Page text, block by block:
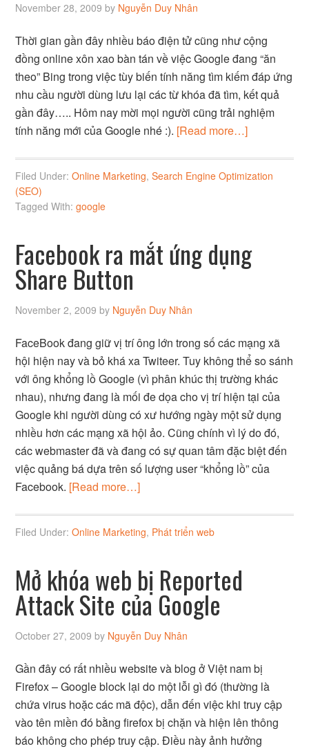
November 28, 2009 by Nguyễn Duy Nhân
Thời gian gần đây nhiều báo điện tử cũng như cộng
đồng online xôn xao bàn tán về việc Google đang “ăn
theo” Bing trong việc tùy biến tính năng tìm kiếm đáp ứng
nhu cầu người dùng lưu lại các từ khóa đã tìm, kết quả
gần đây….. Hôm nay mời mọi người cũng trải nghiệm
tính năng mới của Google nhé :). [Read more…]
Filed Under:Online Marketing,Search Engine Optimization
(SEO)
Tagged With:google
Facebook ra mắt ứng dụng
Share Button
November 2, 2009 by Nguyễn Duy Nhân
FaceBook đang giữ vị trí ông lớn trong số các mạng xã
hội hiện nay và bỏ khá xa Twiteer. Tuy không thể so sánh
với ông khổng lồ Google (vì phân khúc thị trường khác
nhau), nhưng đang là mối đe dọa cho vị trí hiện tại của
Google khi người dùng có xư hướng ngày một sử dụng
nhiều hơn các mạng xã hội ảo. Cũng chính vì lý do đó,
các webmaster đã và đang có sự quan tâm đặc biệt đến
việc quảng bá dựa trên số lượng user “khổng lồ” của
Facebook. [Read more…]
Filed Under:Online Marketing, Phát triển web
Mở khóa web bị Reported
Attack Site của Google
October 27, 2009 by Nguyễn Duy Nhân
Gần đây có rất nhiều website và blog ở Việt nam bị
Firefox – Google block lại do một lỗi gì đó (thường là
chứa virus hoặc các mã độc), dẫn đến việc khi truy cập
vào tên miền đó bằng firefox bị chặn và hiện lên thông
báo không cho phép truy cập. Điều này ảnh hưởng